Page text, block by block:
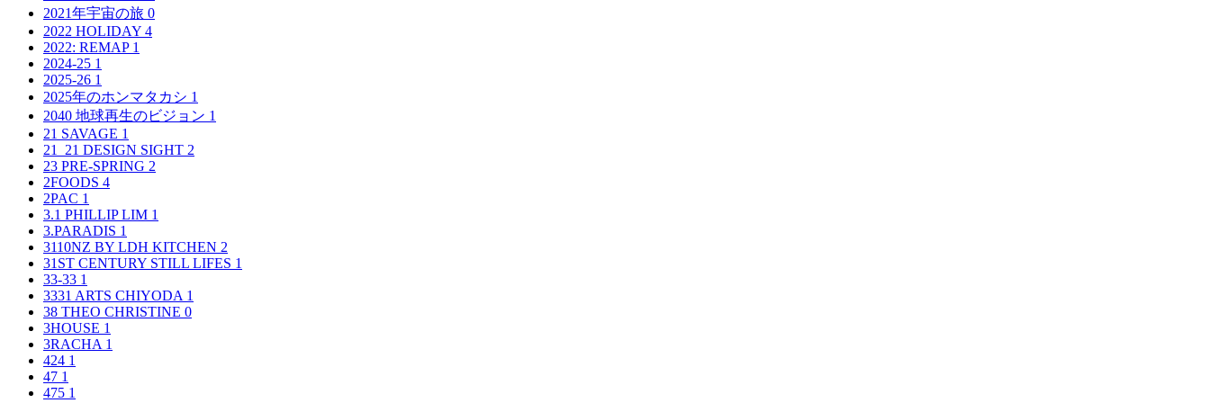
2021年宇宙の旅 0
2022 HOLIDAY 4
2022: REMAP 1
2024-25 1
2025-26 1
2025年のホンマタカシ 1
2040 地球再生のビジョン 1
21 SAVAGE 1
21_21 DESIGN SIGHT 2
23 PRE-SPRING 2
2FOODS 4
2PAC 1
3.1 PHILLIP LIM 1
3.PARADIS 1
3110NZ BY LDH KITCHEN 2
31ST CENTURY STILL LIFES 1
33-33 1
3331 ARTS CHIYODA 1
38 THEO CHRISTINE 0
3HOUSE 1
3RACHA 1
424 1
47 1
475 1